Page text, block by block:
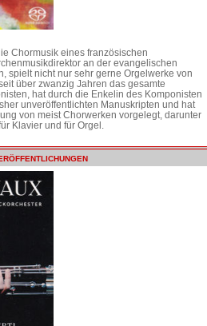
Chormusik eines französischen
an der evangelischen
spielt nicht nur sehr gerne Orgelwerke von
über zwanzig Jahren das gesamte
hat durch die Enkelin des Komponisten
unveröffentlichten Manuskripten und hat
von meist Chorwerken vorgelegt, darunter
Klavier und für Orgel.